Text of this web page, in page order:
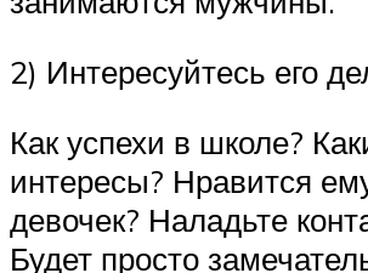
2) Интересуйтесь его
Как успехи в школе?
интересы? Нравится
девочек? Наладьте
Будет просто